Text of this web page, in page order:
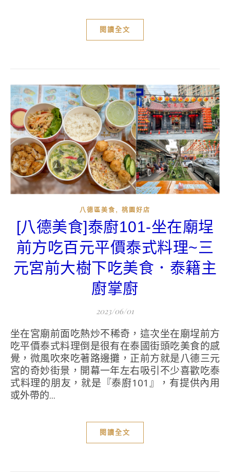
閱讀全文
八德區美食 , 桃園好店
[八德美食]泰廚101-坐在廟埕
前方吃百元平價泰式料理~三
元宮前大樹下吃美食．泰籍主
廚掌廚
2023/06/01
坐在宮廟前面吃熱炒不稀奇，這次坐在廟埕前方
吃平價泰式料理倒是很有在泰國街頭吃美食的感
覺，微風吹來吃著路邊攤，正前方就是八德三元
宮的奇妙街景，開幕一年左右吸引不少喜歡吃泰
式料理的朋友，就是『泰廚101』，有提供內用
或外帶的...
閱讀全文